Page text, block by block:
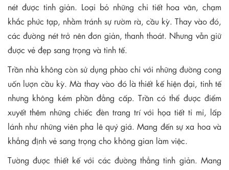
nét được tinh giản. Loại bỏ những chi tiết hoa văn, chạm
khắc phức tạp, nhằm tránh sự rườm rà, cầu kỳ. Thay vào đó,
các đường nét trở nên đơn giản, thanh thoát. Nhưng vẫn giữ
được vẻ đẹp sang trọng và tinh tế.
Trần nhà không còn sử dụng phào chỉ với những đường cong
uốn lượn cầu kỳ. Mà thay vào đó là thiết kế hiện đại, tinh tế
nhưng không kém phần đẳng cấp. Trần có thể được điểm
xuyết thêm những chiếc đèn trang trí với họa tiết tỉ mỉ, lấp
lánh như những viên pha lê quý giá. Mang đến sự xa hoa và
khẳng định vẻ sang trọng cho không gian làm việc.
Tường được thiết kế với các đường thẳng tinh giản. Mang